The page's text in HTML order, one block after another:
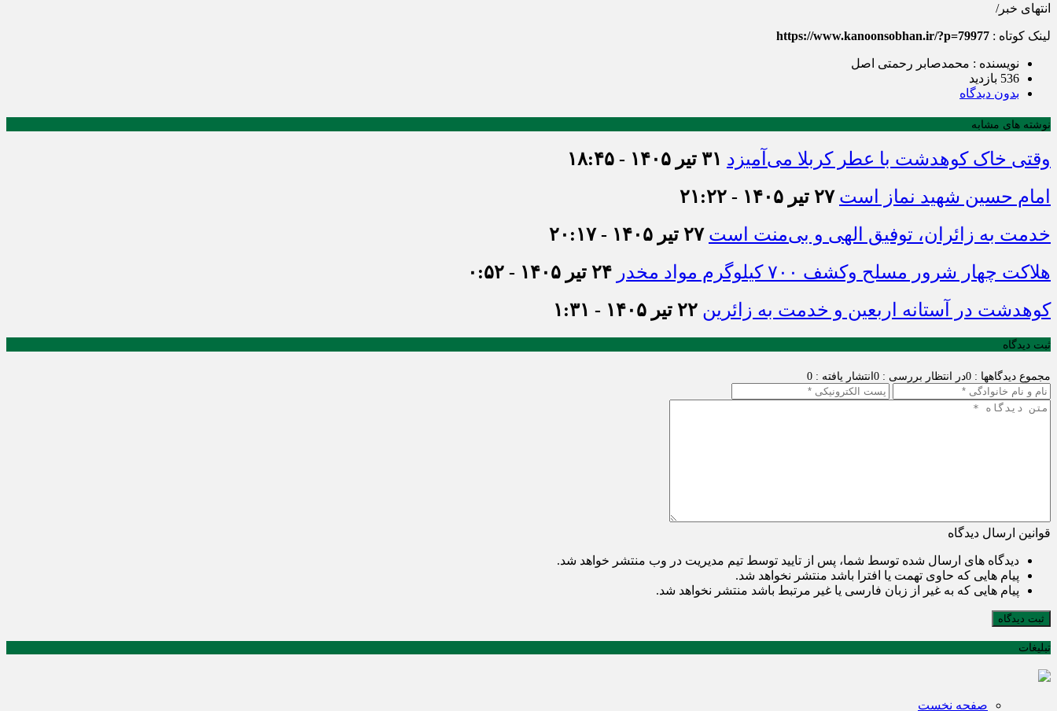
انتهای خبر/
لینک کوتاه : https://www.kanoonsobhan.ir/?p=79977
نویسنده : محمدصابر رحمتی اصل
536 بازدید
بدون دیدگاه
نوشته های مشابه
وقتی خاک کوهدشت با عطر کربلا می‌آمیزد ۳۱ تیر ۱۴۰۵ - ۱۸:۴۵
امام حسین شهید نماز است ۲۷ تیر ۱۴۰۵ - ۲۱:۲۲
خدمت به زائران، توفیق الهی و بی‌منت است ۲۷ تیر ۱۴۰۵ - ۲۰:۱۷
هلاکت چهار شرور مسلح وکشف ۷۰۰ کیلوگرم مواد مخدر
۲۴ تیر ۱۴۰۵ - ۰:۵۲
کوهدشت در آستانه اربعین و خدمت‌ به زائرین ۲۲ تیر ۱۴۰۵ - ۱:۳۱
ثبت دیدگاه
مجموع دیدگاهها : 0 در انتظار بررسی : 0 انتشار یافته : 0
قوانین ارسال دیدگاه
دیدگاه های ارسال شده توسط شما، پس از تایید توسط تیم مدیریت در وب منتشر خواهد شد.
پیام هایی که حاوی تهمت یا افترا باشد منتشر نخواهد شد.
پیام هایی که به غیر از زبان فارسی یا غیر مرتبط باشد منتشر نخواهد شد.
ثبت دیدگاه
تبلیغات
صفحه نخست